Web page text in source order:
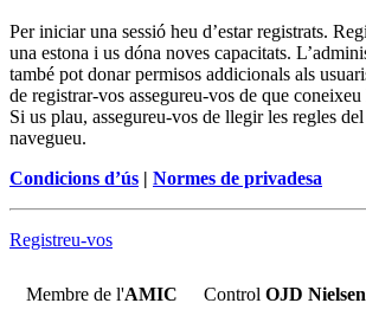
Per iniciar una sessió heu d’estar registrats.
una estona i us dóna noves capacitats.
també pot donar permisos addicionals als
de registrar-vos assegureu-vos de que
Si us plau, assegureu-vos de llegir les regles
navegueu.
Condicions d’ús | Normes de privadesa
Registreu-vos
Membre de l'AMIC Control OJD Nielsen